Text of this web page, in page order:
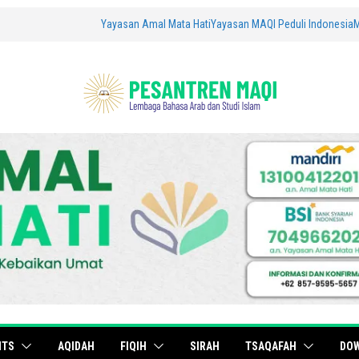
Yayasan Amal Mata HatiYayasan MAQI Peduli Indonesia
AQIDAH FIQIH SIRAH TSAQAFAH